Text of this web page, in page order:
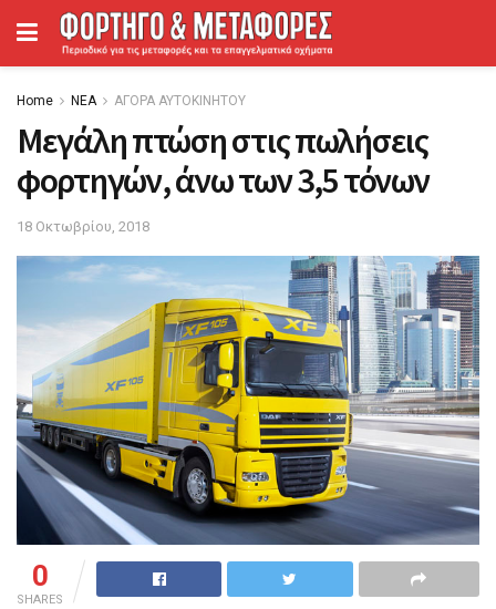
Home ΝΕΑ ΑΓΟΡΑ ΑΥΤΟΚΙΝΗΤΟΥ
Μεγάλη πτώση στις πωλήσεις
φορτηγών, άνω των 3,5 τόνων
18 Οκτωβρίου, 2018
0
SHARES